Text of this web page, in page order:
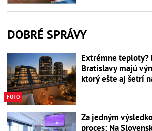
DOBRÉ SPRÁVY
FOTO
Extrémne teploty?
Bratislavy majú
ktorý ešte aj šetrí
Za jedným
proces: Na